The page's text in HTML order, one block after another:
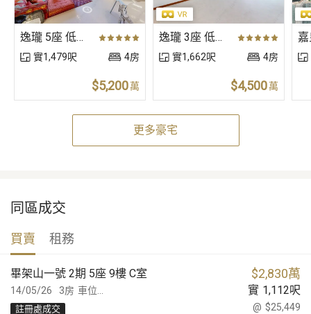
逸瓏 5座 低層 A室
實1,479呎 4房
$5,200萬
逸瓏 3座 低層 A室
實1,662呎 4房
$4,500萬
更多豪宅
同區成交
買賣 租務
14/05/26
畢架山一號 2期 5座 9樓 C室 $2,830萬
車位... 實 1,112呎
3房
@ $25,449
註冊處成交